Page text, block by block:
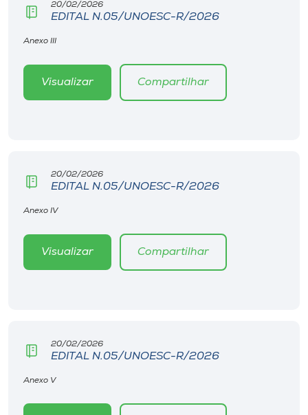
20/02/2026
EDITAL N.05/UNOESC-R/2026
Anexo III
Visualizar Compartilhar
20/02/2026
EDITAL N.05/UNOESC-R/2026
Anexo IV
Visualizar Compartilhar
20/02/2026
EDITAL N.05/UNOESC-R/2026
Anexo V